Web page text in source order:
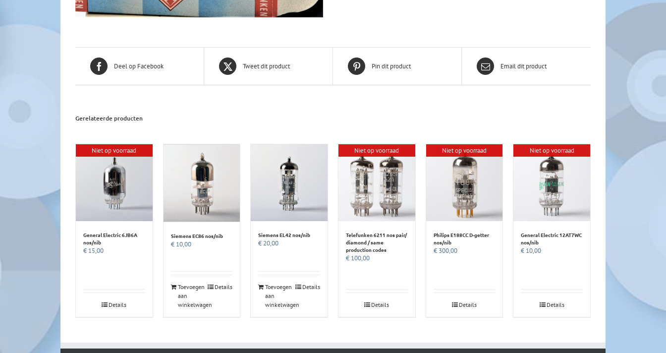
Deel op Facebook Tweet dit product Pin dit product Email dit product
Gerelateerde producten
Niet op voorraad
General Electric 6JB6A
nos/nib
€ 15,00
Details
Siemens EC86 nos/nib
€10,00
Toevoegen
aan
winkelwagen
Details
Siemens EL42 nos/nib
€ 20,00
Toevoegen
aan
winkelwagen
Details
Niet op voorraad
Telefunken 6211 nos pair/
diamond / same
production codes
€100,00
Details
Niet op voorraad
Philips E188CC D-getter
nos/nib
€300,00
Details
Niet op voorraad
General Electric 12AT7WC
nos/nib
€ 10,00
Details